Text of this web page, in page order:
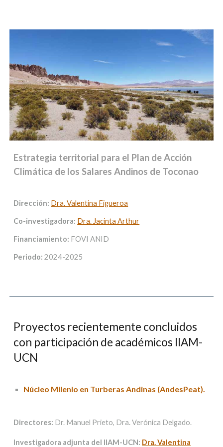
Estrategia territorial para el Plan de Acción
Climática de los Salares Andinos de Toconao
Dirección: Dra. Valentina Figueroa
Co-investigadora: Dra. Jacinta Arthur
Financiamiento: FOVI ANID
Periodo:2024-2025
Proyectos recientemente concluidos
con participación de académicos IIAM-
UCN
Núcleo Milenio en Turberas Andinas (AndesPeat).
Directores: Dr. Manuel Prieto, Dra. Verónica Delgado.
Investigadora adjunta del IIAM-UCN: Dra. Valentina